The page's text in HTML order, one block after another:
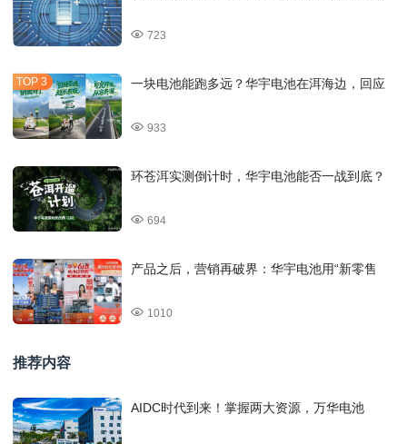
723
一块电池能跑多远？华宇电池在洱海边，回应
933
环苍洱实测倒计时，华宇电池能否一战到底？
694
产品之后，营销再破界：华宇电池用“新零售
1010
推荐内容
AIDC时代到来！掌握两大资源，万华电池